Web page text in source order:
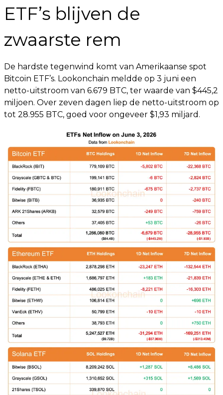
ETF’s blijven de
zwaarste rem
De hardste tegenwind komt van Amerikaanse spot
Bitcoin ETF’s. Lookonchain meldde op 3 juni een
netto-uitstroom van 6.679 BTC, ter waarde van $445,2
miljoen. Over zeven dagen liep de netto-uitstroom op
tot 28.955 BTC, goed voor ongeveer $1,93 miljard.